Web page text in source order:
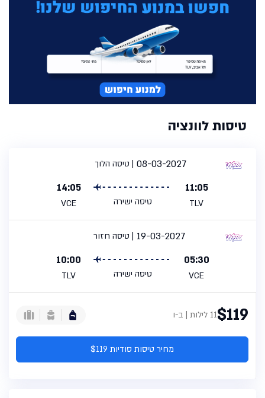
טיסות לוונציה
טיסה הלוך
08-03-2027
11:05
TLV טיסה ישירה
14:05
VCE
טיסה חזור
19-03-2027
05:30
VCE טיסה ישירה
10:00
TLV
$11911 לילות | ב-ו
מחיר טיסות סודיות $119